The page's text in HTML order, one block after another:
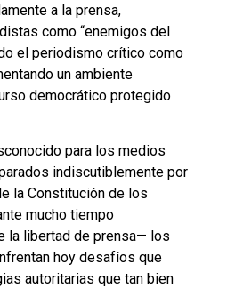
a la prensa,
como “enemigos del
el periodismo crítico como
un ambiente
democrático protegido
para los medios
indiscutiblemente por
la Constitución de los
mucho tiempo
la libertad de prensa— los
hoy desafíos que
autoritarias que tan bien